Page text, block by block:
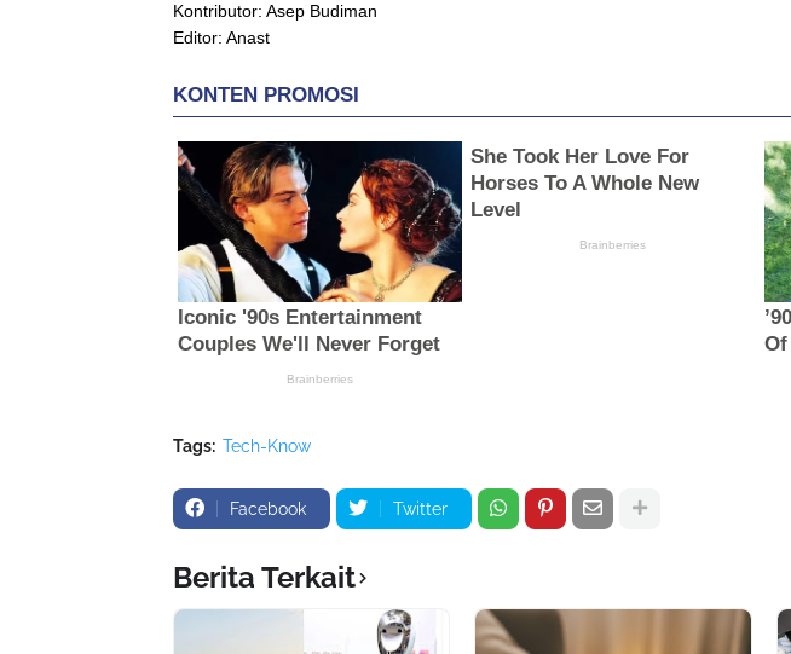
Kontributor: Asep Budiman
Editor: Anast
Tags: Tech-Know
Facebook Twitter
Berita Terkait